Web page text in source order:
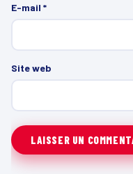
E-mail *
Site web